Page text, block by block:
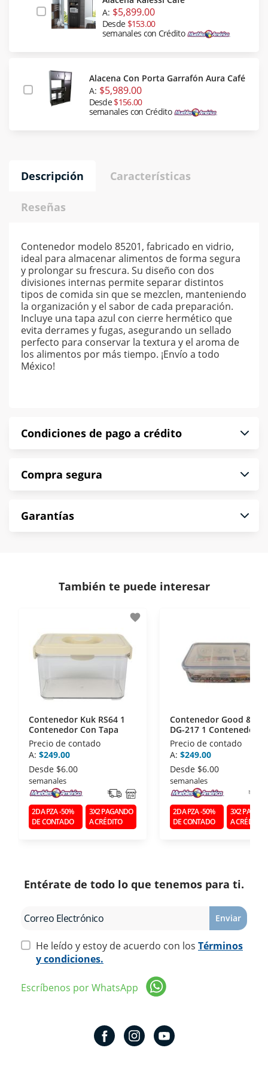
A: $5,899.00
Desde $153.00
semanales con Crédito
Alacena Con Porta Garrafón Aura Café
A: $5,989.00
Desde$156.00
semanales con Crédito
Descripción Características
Reseñas
Contenedor modelo 85201, fabricado en vidrio,
ideal para almacenar alimentos de forma segura
y prolongar su frescura. Su diseño con dos
divisiones internas permite separar distintos
tipos de comida sin que se mezclen, manteniendo
la organización y el sabor de cada preparación.
Incluye una tapa azul con cierre hermético que
evita derrames y fugas, asegurando un sellado
perfecto para conservar la textura y el aroma de
los alimentos por más tiempo. ¡Envío a todo
México!
Condiciones de pago a crédito
puntualmente. Al finalizar tu compra generas el
*Sujeto a aprobación de crédito conforme a
norma de Muebles América.
Compra segura
compra es segura de principio a fin.
- Certificados de seguridad SSL y Encriptación 3D.
disposiciones legales y Códigos de Ética de la
- Nos encontramos en la lista de socios Activos de
la Asociación de Internet.MX.
Garantías
También te puede interesar
favorite
Contenedor Kuk RS64 1
Contenedor Con Tapa
Precio de contado
A: $249.00
Desde $6.00
semanales
2DA PZA -50%
DE CONTADO
3X2 PAGANDO
A CRÉDITO
Contenedor Good &
DG-217 1 Contenedor
Tapa
Precio de contado
A: $249.00
Desde $6.00
semanales
2DA PZA -50%
DE CONTADO
3X2
A CRÉDITO
Entérate de todo lo que tenemos para ti.
Enviar
He leído y estoy de acuerdo con los Términos
y condiciones.
Escríbenos por WhatsApp